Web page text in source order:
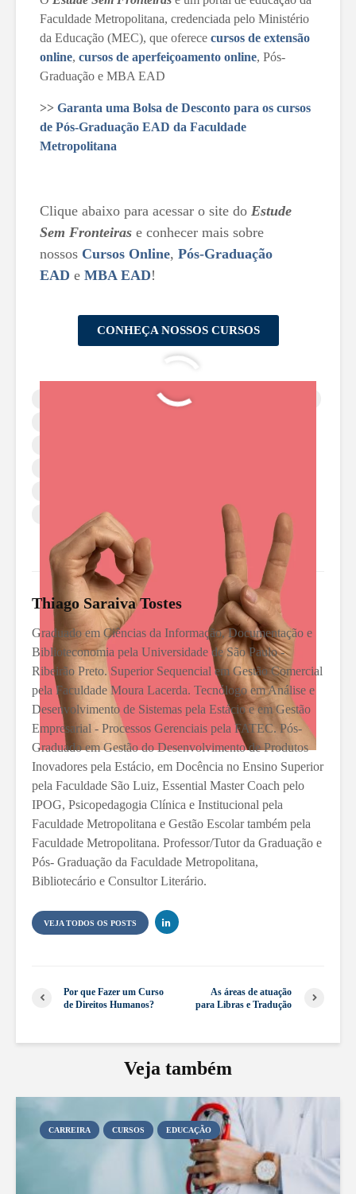
Faculdade Metropolitana, credenciada pelo Ministério
da Educação (MEC), que oferece cursos de extensão
online, cursos de aperfeiçoamento online, Pós-
Graduação e MBA EAD
>> Garanta uma Bolsa de Desconto para os cursos
de Pós-Graduação EAD da Faculdade
Metropolitana
Clique abaixo para acessar o site do Estude
Sem Fronteiras e conhecer mais sobre
nossos Cursos Online, Pós-Graduação
EAD e MBA EAD!
CONHEÇA NOSSOS CURSOS
Desenvolvimento de Liderança
Pós-graduação em liderança
Thiago Saraiva Tostes
Graduado em Ciências da Informação, Documentação e
Biblioteconomia pela Universidade de São Paulo -
Ribeirão Preto. Superior Sequencial em Gestão Comercial
pela Faculdade Moura Lacerda. Tecnólogo em Análise e
Desenvolvimento de Sistemas pela Estácio e em Gestão
Empresarial - Processos Gerenciais pela FATEC. Pós-
Graduado em Gestão do Desenvolvimento de Produtos
Inovadores pela Estácio, em Docência no Ensino Superior
pela Faculdade São Luiz, Essential Master Coach pelo
IPOG, Psicopedagogia Clínica e Institucional pela
Faculdade Metropolitana e Gestão Escolar também pela
Faculdade Metropolitana. Professor/Tutor da Graduação e
Pós- Graduação da Faculdade Metropolitana,
Bibliotecário e Consultor Literário.
VEJA TODOS OS POSTS
Por que Fazer um Curso
de Direitos Humanos?
As áreas de atuação
para Libras e Tradução
Veja também
CARREIRA CURSOS EDUCAÇÃO